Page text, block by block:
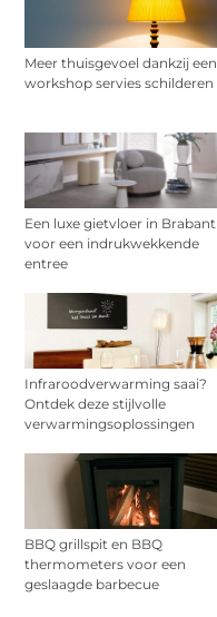
Meer thuisgevoel dankzij een
workshop servies schilderen
Een luxe gietvloer in Brabant
voor een indrukwekkende
entree
Infraroodverwarming saai?
Ontdek deze stijlvolle
verwarmingsoplossingen
BBQ grillspit en BBQ
thermometers voor een
geslaagde barbecue